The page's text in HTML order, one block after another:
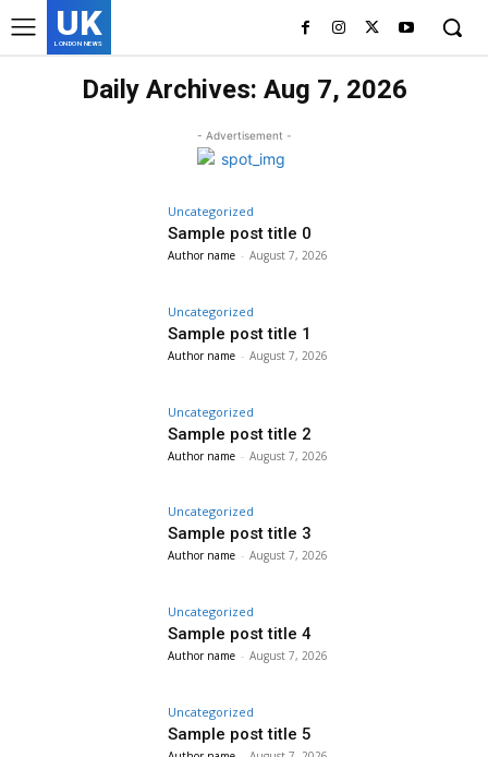
UK
LONDON NEWS
Daily Archives: Aug 7, 2026
- Advertisement -
Uncategorized
Sample post title 0
Author name - August 7, 2026
Uncategorized
Sample post title 1
Author name - August 7, 2026
Uncategorized
Sample post title 2
Author name - August 7, 2026
Uncategorized
Sample post title 3
Author name - August 7, 2026
Uncategorized
Sample post title 4
Author name - August 7, 2026
Uncategorized
Sample post title 5